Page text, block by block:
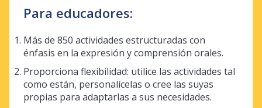
Para educadores:
Más de 850 actividades estructuradas con
énfasis en la expresión y comprensión orales.
Proporciona flexibilidad: utilice las actividades tal
como están, personalícelas o cree las suyas
propias para adaptarlas a sus necesidades.